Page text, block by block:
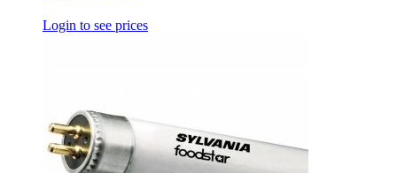
Login to see prices